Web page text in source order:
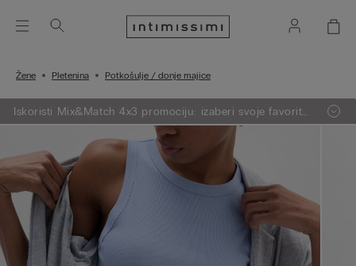
Žene Pletenina Potkošulje / donje majice
Iskoristi Mix&Match 4x3 promociju: izaberi svoje favorite
iz pletenine, pidžama i donjeg rublja, dodaj 4 artikla u
svoju košaricu i plati samo 3.